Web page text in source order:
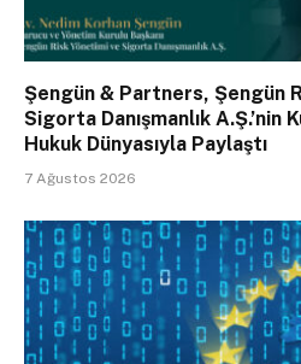
Şengün & Partners, Şengün
Sigorta Danışmanlık A.Ş.’nin
Hukuk Dünyasıyla Paylaştı
7 Ağustos 2026